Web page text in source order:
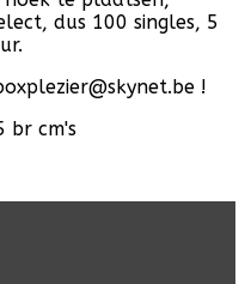
dus 100 singles, 5
!
br cm's